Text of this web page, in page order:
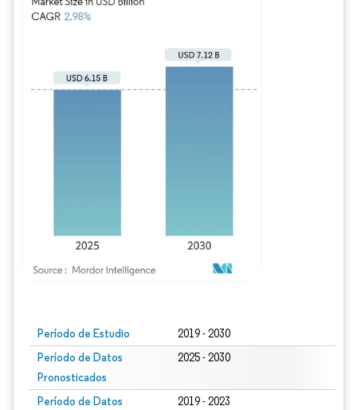
Período de Estudio 2019 - 2030
Período de Datos
Pronosticados
2025 - 2030
Período de Datos
2019 - 2023